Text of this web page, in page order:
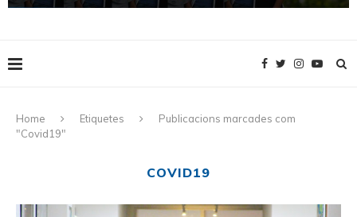
Home Etiquetes
Publicacions marcades com
"Covid19"
COVID19